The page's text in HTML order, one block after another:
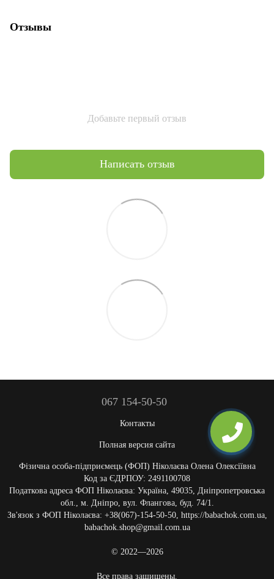
Отзывы
Добавьте первый отзыв
Написать отзыв
067 154-50-50
Контакты
Полная версия сайта
Фізична особа-підприємець (ФОП) Ніколаєва Олена Олексіївна
Код за ЄДРПОУ: 2491100708
Податкова адреса ФОП Ніколаєва: Україна, 49035, Дніпропетровська
обл., м. Дніпро, вул. Флангова, буд. 74/1.
Зв'язок з ФОП Ніколаєва: +38(067)-154-50-50, https://babachok.com.ua,
babachok.shop@gmail.com.ua
© 2022—2026
Все права защищены.